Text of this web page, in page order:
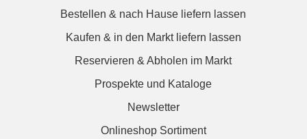
Bestellen & nach Hause liefern lassen
Kaufen & in den Markt liefern lassen
Reservieren & Abholen im Markt
Prospekte und Kataloge
Newsletter
Onlineshop Sortiment